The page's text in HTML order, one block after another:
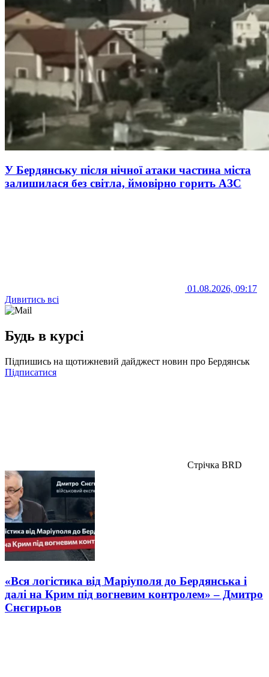
У Бердянську після нічної атаки частина міста
залишилася без світла, ймовірно горить АЗС
01.08.2026, 09:17
Дивитись всі
Будь в курсі
Підпишись на щотижневий дайджест новин про Бердянськ
Підписатися
Стрічка BRD
«Вся логістика від Маріуполя до Бердянська і
далі на Крим під вогневим контролем» – Дмитро
Снєгирьов